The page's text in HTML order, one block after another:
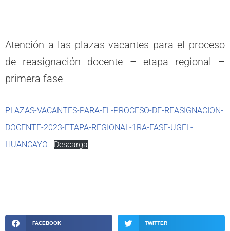
Atención a las plazas vacantes para el proceso
de reasignación docente – etapa regional –
primera fase
PLAZAS-VACANTES-PARA-EL-PROCESO-DE-REASIGNACION-
DOCENTE-2023-ETAPA-REGIONAL-1RA-FASE-UGEL-
HUANCAYO
Descarga
FACEBOOK TWITTER